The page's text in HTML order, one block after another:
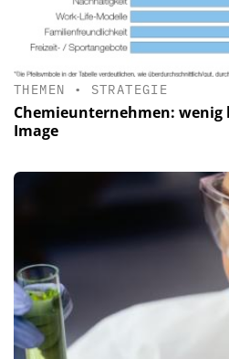
THEMEN • STRATEGIE
Chemieunternehmen: wenig
Image